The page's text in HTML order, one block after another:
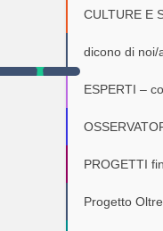
CULTURE E
dicono di noi/
ESPERTI –
PROGETTI
Progetto